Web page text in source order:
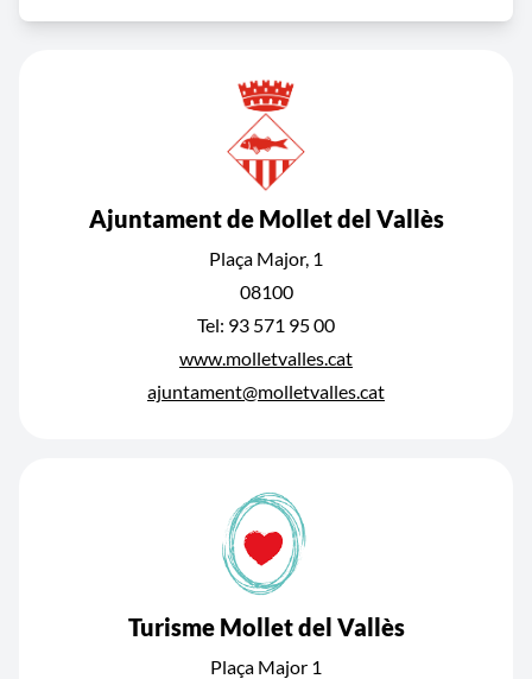
Ajuntament de Mollet del Vallès
Plaça Major, 1
08100
Tel: 93 571 95 00
www.molletvalles.cat
ajuntament@molletvalles.cat
Turisme Mollet del Vallès
Plaça Major 1